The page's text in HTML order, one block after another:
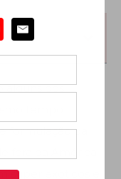
alguns dos
tempo
formulação da
fora da América
super exóticos e